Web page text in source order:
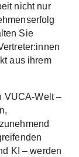
nicht nur
Sie
aus ihrem
VUCA-Welt –
KI – werden